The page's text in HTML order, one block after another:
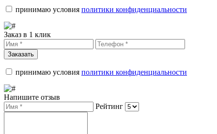
принимаю условия политики конфиденциальности
Заказ в 1 клик
Заказать
принимаю условия политики конфиденциальности
Напишите отзыв
Рейтинг